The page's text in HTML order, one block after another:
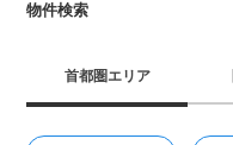
物件検索
首都圏エリア